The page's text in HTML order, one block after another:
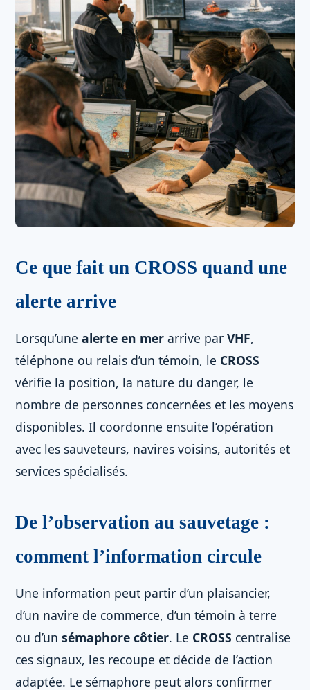
Ce que fait un CROSS quand une
alerte arrive
Lorsqu’une alerte en mer arrive par VHF,
téléphone ou relais d’un témoin, le CROSS
vérifie la position, la nature du danger, le
nombre de personnes concernées et les moyens
disponibles. Il coordonne ensuite l’opération
avec les sauveteurs, navires voisins, autorités et
services spécialisés.
De l’observation au sauvetage :
comment l’information circule
Une information peut partir d’un plaisancier,
d’un navire de commerce, d’un témoin à terre
ou d’un sémaphore côtier. Le CROSS centralise
ces signaux, les recoupe et décide de l’action
adaptée. Le sémaphore peut alors confirmer